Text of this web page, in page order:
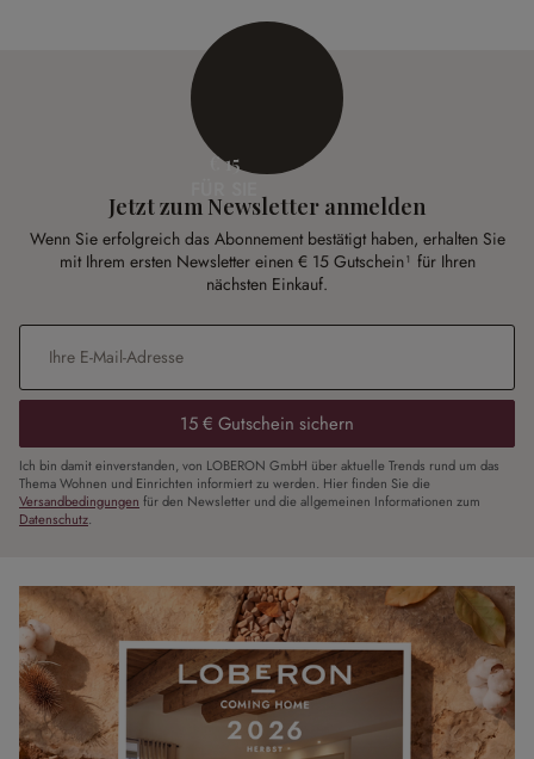
€ 15
Jetzt zum Newsletter anmelden
Wenn Sie erfolgreich das Abonnement bestätigt haben, erhalten Sie
mit Ihrem ersten Newsletter einen € 15 Gutschein¹ für Ihren
nächsten Einkauf.
E-Mail-Adresse
15 € Gutschein sichern
Ich bin damit einverstanden, von LOBERON GmbH über aktuelle Trends rund um das
Thema Wohnen und Einrichten informiert zu werden. Hier finden Sie die
Versandbedingungen für den Newsletter und die allgemeinen Informationen zum
Datenschutz.